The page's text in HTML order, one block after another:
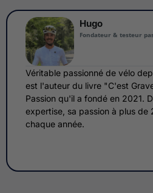
Hugo
Fondateur & testeur
Véritable passionné de vélo
est l'auteur du livre "C'est
Passion qu'il a fondé en 2021.
expertise, sa passion à plus de
chaque année.